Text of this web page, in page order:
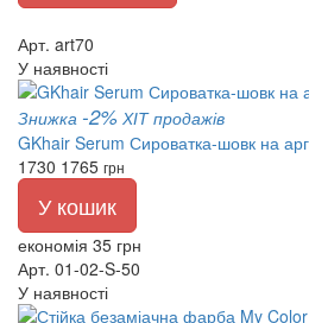
Арт. art70
У наявності
Знижка -2% ХІТ продажів
GKhair Serum Сироватка-шовк на
1730 1765 грн
У кошик
економія 35 грн
Арт. 01-02-S-50
У наявності